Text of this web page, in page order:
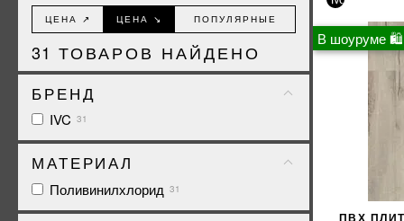
В шоуруме 🛍
ПВХ
ЦЕНА ↗ ЦЕНА ↘ ПОПУЛЯРНЫЕ
31 ТОВАРОВ НАЙДЕНО
БРЕНД
IVC 31
МАТЕРИАЛ
Поливинилхлорид 31